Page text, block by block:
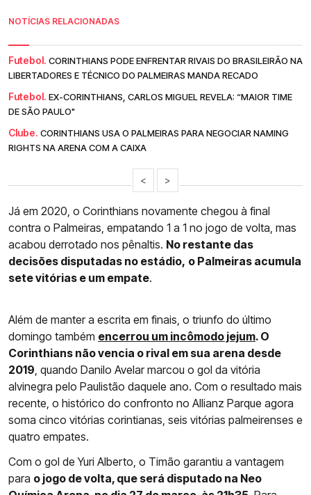
NOTÍCIAS RELACIONADAS
Futebol. CORINTHIANS PODE ENFRENTAR RIVAIS DO BRASILEIRÃO NA
LIBERTADORES E TÉCNICO DO PALMEIRAS MANDA RECADO
Futebol. EX-CORINTHIANS, CARLOS MIGUEL REVELA: “MAIOR TIME
DE SÃO PAULO"
Clube. CORINTHIANS USA O PALMEIRAS PARA NEGOCIAR NAMING
RIGHTS NA ARENA COM A CAIXA
< >
Já em 2020, o Corinthians novamente chegou à final
contra o Palmeiras, empatando 1 a 1 no jogo de volta, mas
acabou derrotado nos pênaltis. No restante das
decisões disputadas no estádio, o Palmeiras acumula
sete vitórias e um empate.
Além de manter a escrita em finais, o triunfo do último
domingo também encerrou um incômodo jejum. O
Corinthians não vencia o rival em sua arena desde
2019, quando Danilo Avelar marcou o gol da vitória
alvinegra pelo Paulistão daquele ano. Com o resultado mais
recente, o histórico do confronto no Allianz Parque agora
soma cinco vitórias corintianas, seis vitórias palmeirenses e
quatro empates.
Com o gol de Yuri Alberto, o Timão garantiu a vantagem
para o jogo de volta, que será disputado na Neo